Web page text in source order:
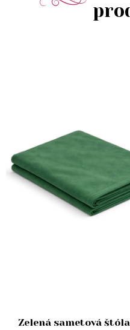
Zelená sametová